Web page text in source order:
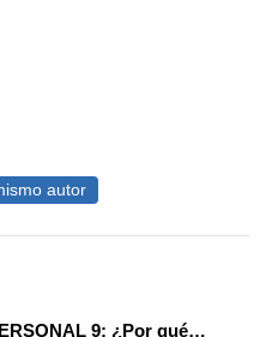
autor
BIBLIOTECA PERSONAL 9: ¿Por qué ser feliz cuando puedes ser normal?